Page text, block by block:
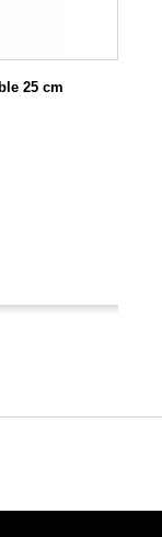
25 cm